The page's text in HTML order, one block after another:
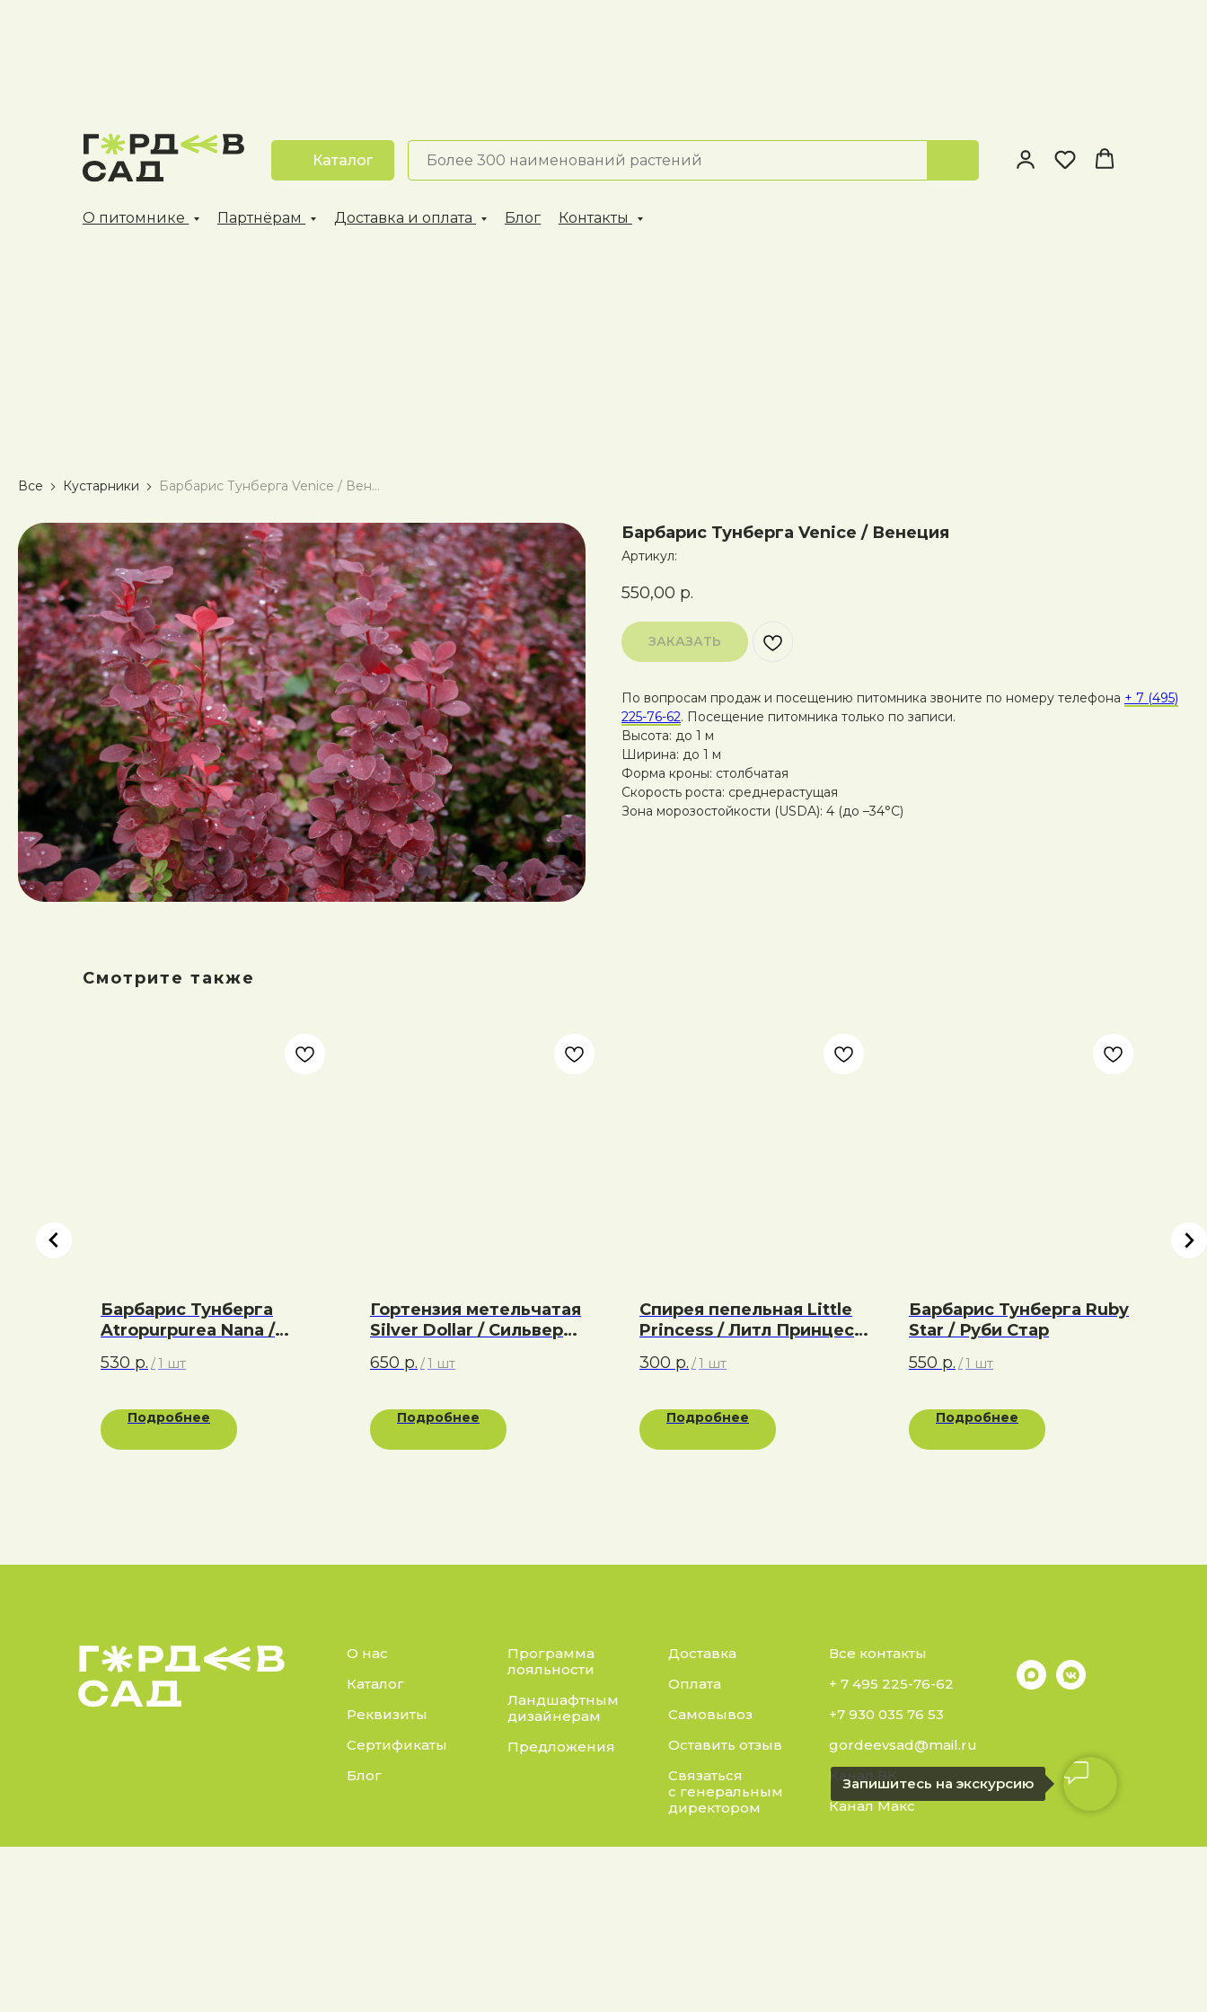
Запишитесь на экскурсию
Каталог
О питомнике Партнёрам Доставка и оплата Блог Контакты
Все Кустарники Барбарис Тунберга Venice / Венеция
Барбарис Тунберга Venice / Венеция
Артикул:
550,00 р.
ЗАКАЗАТЬ
По вопросам продаж и посещению питомника звоните по номеру телефона + 7 (495)
225-76-62. Посещение питомника только по записи.
Высота: до 1 м
Ширина: до 1 м
Форма кроны: столбчатая
Скорость роста: среднерастущая
Зона морозостойкости (USDA): 4 (до –34°C)
Смотрите также
Барбарис Тунберга
Atropurpurea Nana /
530 р. /1 шт
Подробнее
Гортензия метельчатая
Silver Dollar / Сильвер
650 р. /1 шт
Подробнее
Спирея пепельная Little
Princess / Литл Принцесс
300 р. /1 шт
Подробнее
Барбарис Тунберга Ruby
Star / Руби Стар
550 р. /1 шт
Подробнее
О нас
Каталог
Реквизиты
Сертификаты
Блог
Программа
лояльности
Ландшафтным
дизайнерам
Предложения
Доставка
Оплата
Самовывоз
Оставить отзыв
Связаться
с генеральным
директором
Все контакты
+ 7 495 225-76-62
+7 930 035 76 53
gordeevsad@mail.ru
Канал ВК
Канал Макс